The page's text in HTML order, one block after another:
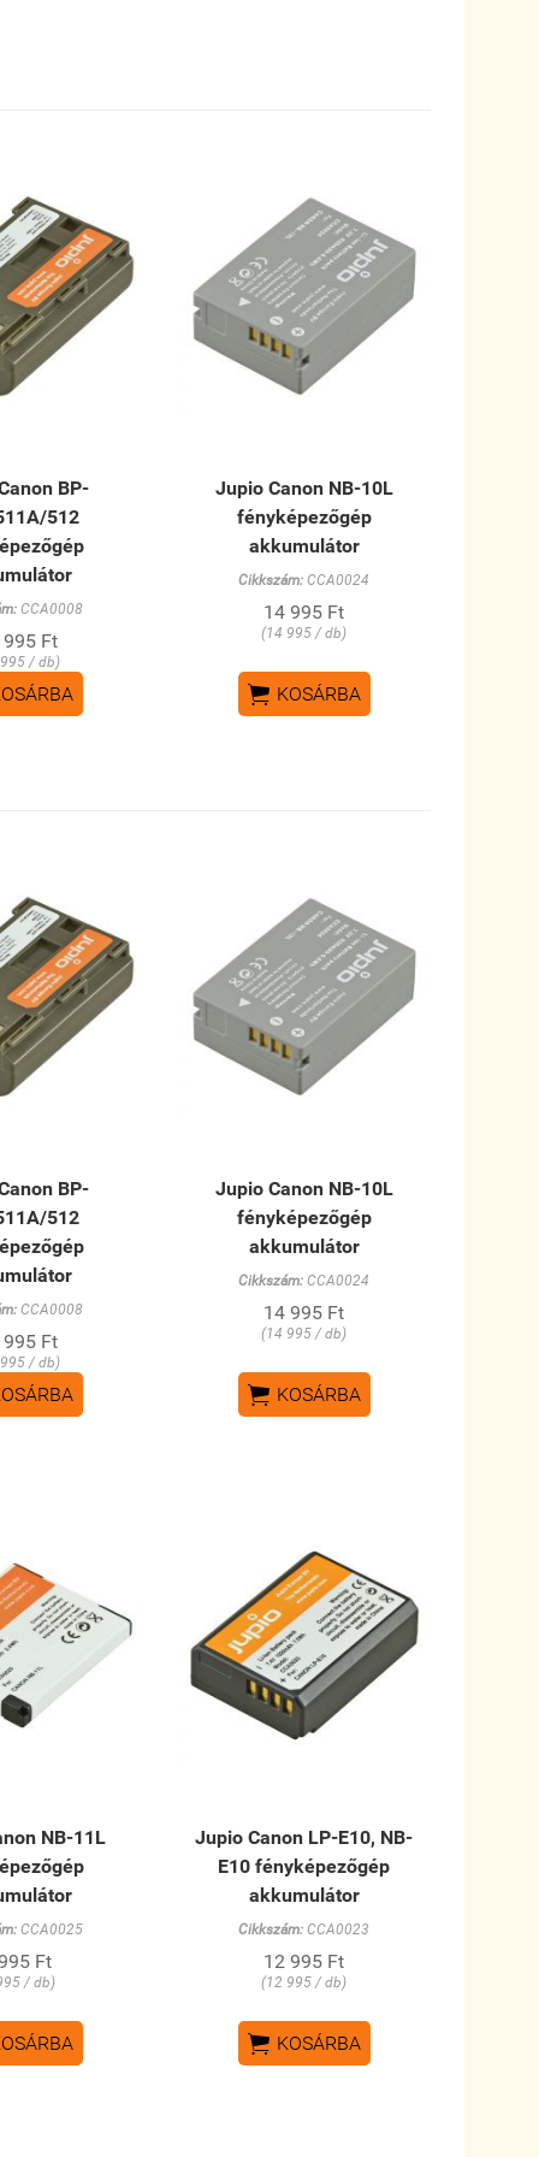
BP-
512
CCA0008
995 Ft
/ db)
Jupio Canon NB-10L
fényképezőgép
akkumulátor
Cikkszám: CCA0024
14 995 Ft
(14 995 / db)
 KOSÁRBA
BP-
512
CCA0008
995 Ft
/ db)
Jupio Canon NB-10L
fényképezőgép
akkumulátor
Cikkszám: CCA0024
14 995 Ft
(14 995 / db)
 KOSÁRBA
NB-11L
CCA0025
Ft
/ db)
Jupio Canon LP-E10, NB-
E10 fényképezőgép
akkumulátor
Cikkszám: CCA0023
12 995 Ft
(12 995 / db)
 KOSÁRBA